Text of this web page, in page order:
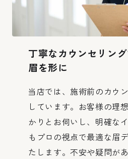
丁寧なカウンセリン
眉を形に
当店では、施術前のカウ
しています。お客様の理
かりとお伺いし、明確な
もプロの視点で最適な眉
たします。不安や疑問が